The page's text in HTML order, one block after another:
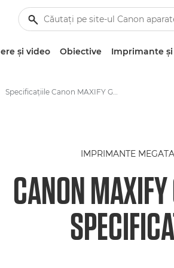
şi video Obiective Imprimante şi
Specificaţiile Canon MAXIFY GX3040
IMPRIMANTE
CANON